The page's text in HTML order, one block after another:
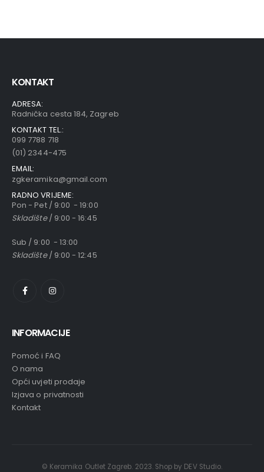
KONTAKT
ADRESA:
Radnička cesta 184, Zagreb
KONTAKT TEL.:
099 7788 718
(01) 2344-475
EMAIL:
zgkeramika@gmail.com
RADNO VRIJEME:
Pon - Pet / 9:00 - 19:00
Skladište/ 9:00 - 16:45
Sub / 9:00 - 13:00
Skladište/ 9:00 - 12:45
INFORMACIJE
Pomoć i FAQ
O nama
Opći uvjeti prodaje
Izjava o privatnosti
Kontakt
© Keramika Outlet Zagreb. 2023. Shop by DEV Studio.